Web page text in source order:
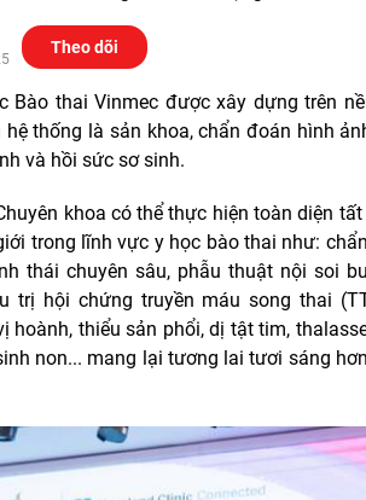
Theo dõi
Bào thai Vinmec được xây dựng trên
thống là sản khoa, chẩn đoán hình
và hồi sức sơ sinh.
khoa có thể thực hiện toàn diện
trong lĩnh vực y học bào thai như:
thái chuyên sâu, phẫu thuật nội soi
trị hội chứng truyền máu song thai
hoành, thiểu sản phổi, dị tật tim,
non... mang lại tương lai tươi sáng